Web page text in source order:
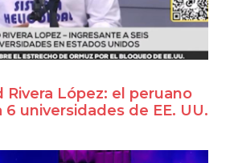
Rivera López: el peruano
universidades de EE. UU.